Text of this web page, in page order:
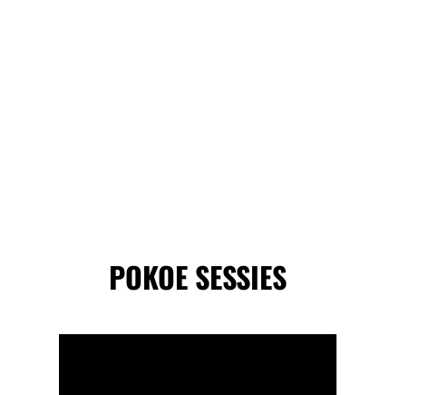
POKOE SESSIES